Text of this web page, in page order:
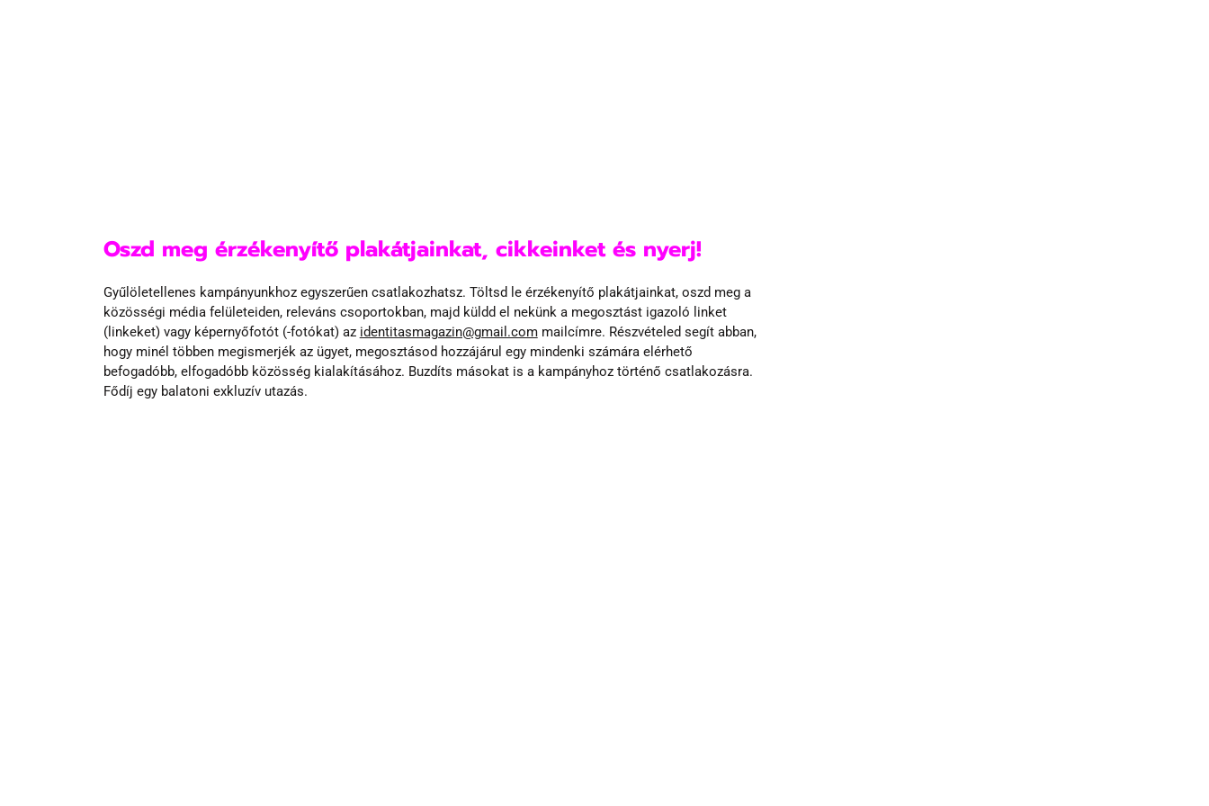
Oszd meg érzékenyítő plakátjainkat, cikkeinket és nyerj!
Gyűlöletellenes kampányunkhoz egyszerűen csatlakozhatsz. Töltsd le érzékenyítő plakátjainkat, oszd meg a
közösségi média felületeiden, releváns csoportokban, majd küldd el nekünk a megosztást igazoló linket
(linkeket) vagy képernyőfotót (-fotókat) az identitasmagazin@gmail.com mailcímre. Részvételed segít abban,
hogy minél többen megismerjék az ügyet, megosztásod hozzájárul egy mindenki számára elérhető
befogadóbb, elfogadóbb közösség kialakításához. Buzdíts másokat is a kampányhoz történő csatlakozásra.
Fődíj egy balatoni exkluzív utazás.